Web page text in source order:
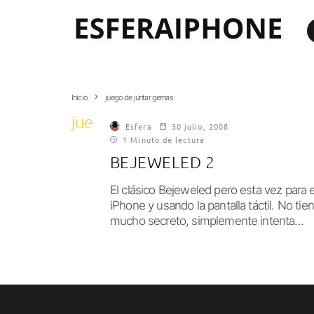
Inicio juego de juntar gemas
juego de juntar gemas
Esfera
30 julio, 2008
1 Minuto de lectura
BEJEWELED 2
El clásico Bejeweled pero esta vez para
iPhone y usando la pantalla táctil. No
mucho secreto, simplemente intenta...